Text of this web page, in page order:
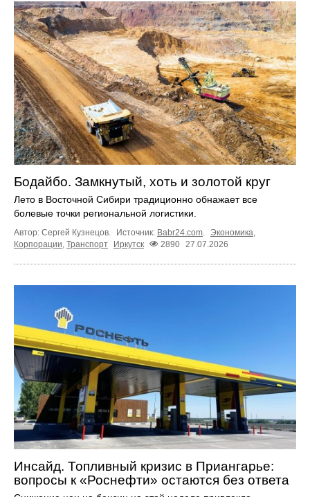
Бодайбо. Замкнутый, хоть и золотой круг
Лето в Восточной Сибири традиционно обнажает все
болевые точки региональной логистики.
Автор: Сергей Кузнецов. Источник: Babr24.com. Экономика,
Корпорации, Транспорт Иркутск 2890 27.07.2026
Инсайд. Топливный кризис в Приангарье:
вопросы к «Роснефти» остаются без ответа